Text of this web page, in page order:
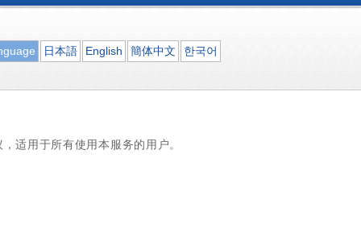
日本語 English 簡体中文 한국어
适用于所有使用本服务的用户。